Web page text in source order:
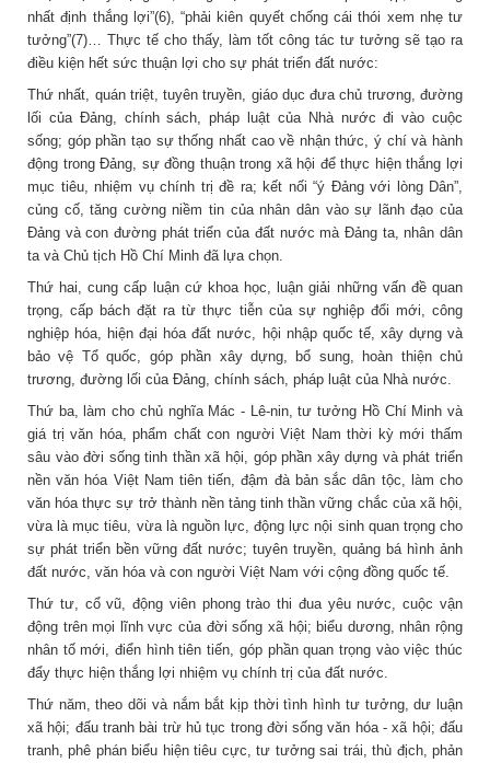
nhất định thắng lợi”(6), “phải kiên quyết chống cái thói xem nhẹ tư
tưởng”(7)… Thực tế cho thấy, làm tốt công tác tư tưởng sẽ tạo ra
điều kiện hết sức thuận lợi cho sự phát triển đất nước:
Thứ nhất, quán triệt, tuyên truyền, giáo dục đưa chủ trương, đường
lối của Đảng, chính sách, pháp luật của Nhà nước đi vào cuộc
sống; góp phần tạo sự thống nhất cao về nhận thức, ý chí và hành
động trong Đảng, sự đồng thuận trong xã hội để thực hiện thắng lợi
mục tiêu, nhiệm vụ chính trị đề ra; kết nối “ý Đảng với lòng Dân”,
củng cố, tăng cường niềm tin của nhân dân vào sự lãnh đạo của
Đảng và con đường phát triển của đất nước mà Đảng ta, nhân dân
ta và Chủ tịch Hồ Chí Minh đã lựa chọn.
Thứ hai, cung cấp luận cứ khoa học, luận giải những vấn đề quan
trọng, cấp bách đặt ra từ thực tiễn của sự nghiệp đổi mới, công
nghiệp hóa, hiện đại hóa đất nước, hội nhập quốc tế, xây dựng và
bảo vệ Tổ quốc, góp phần xây dựng, bổ sung, hoàn thiện chủ
trương, đường lối của Đảng, chính sách, pháp luật của Nhà nước.
Thứ ba, làm cho chủ nghĩa Mác - Lê-nin, tư tưởng Hồ Chí Minh và
giá trị văn hóa, phẩm chất con người Việt Nam thời kỳ mới thấm
sâu vào đời sống tinh thần xã hội, góp phần xây dựng và phát triển
nền văn hóa Việt Nam tiên tiến, đậm đà bản sắc dân tộc, làm cho
văn hóa thực sự trở thành nền tảng tinh thần vững chắc của xã hội,
vừa là mục tiêu, vừa là nguồn lực, động lực nội sinh quan trọng cho
sự phát triển bền vững đất nước; tuyên truyền, quảng bá hình ảnh
đất nước, văn hóa và con người Việt Nam với cộng đồng quốc tế.
Thứ tư, cổ vũ, động viên phong trào thi đua yêu nước, cuộc vận
động trên mọi lĩnh vực của đời sống xã hội; biểu dương, nhân rộng
nhân tố mới, điển hình tiên tiến, góp phần quan trọng vào việc thúc
đẩy thực hiện thắng lợi nhiệm vụ chính trị của đất nước.
Thứ năm, theo dõi và nắm bắt kịp thời tình hình tư tưởng, dư luận
xã hội; đấu tranh bài trừ hủ tục trong đời sống văn hóa - xã hội; đấu
tranh, phê phán biểu hiện tiêu cực, tư tưởng sai trái, thù địch, phản